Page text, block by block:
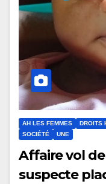
AH LES FEMMES DROITS
SOCIÉTÉ
UNE
Affaire vol de
suspecte